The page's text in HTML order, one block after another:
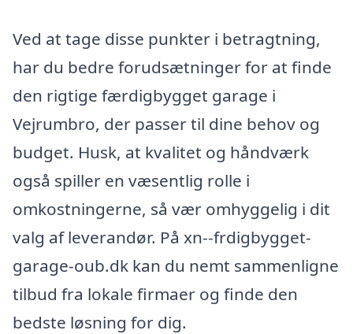
Ved at tage disse punkter i betragtning,
har du bedre forudsætninger for at finde
den rigtige færdigbygget garage i
Vejrumbro, der passer til dine behov og
budget. Husk, at kvalitet og håndværk
også spiller en væsentlig rolle i
omkostningerne, så vær omhyggelig i dit
valg af leverandør. På xn--frdigbygget-
garage-oub.dk kan du nemt sammenligne
tilbud fra lokale firmaer og finde den
bedste løsning for dig.